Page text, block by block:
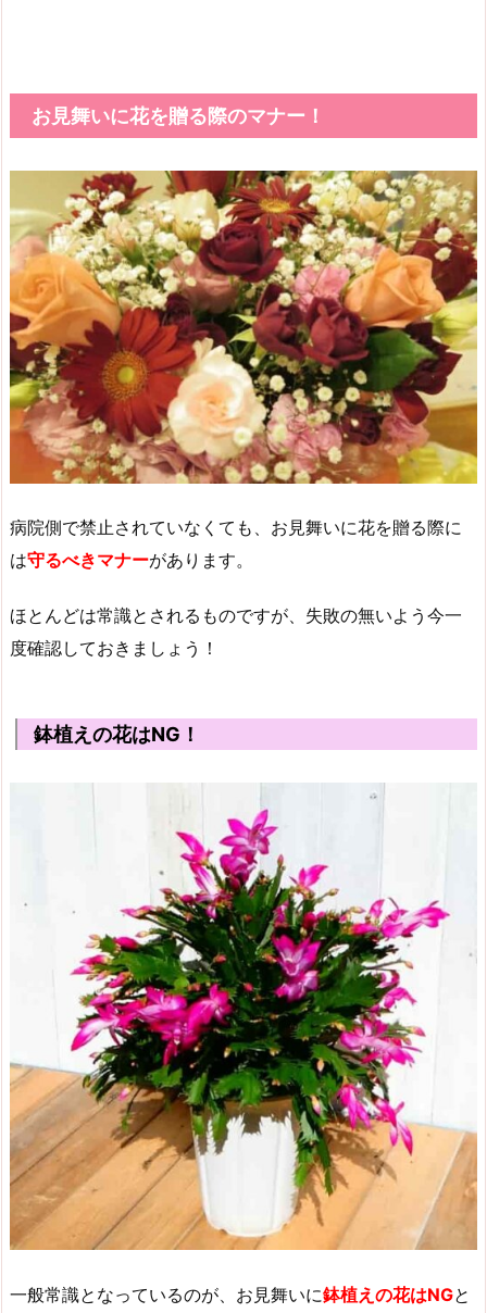
お見舞いに花を贈る際のマナー！
病院側で禁止されていなくても、お見舞いに花を贈る際に
は守るべきマナーがあります。
ほとんどは常識とされるものですが、失敗の無いよう今一
度確認しておきましょう！
鉢植えの花はNG！
一般常識となっているのが、お見舞いに鉢植えの花はNGと